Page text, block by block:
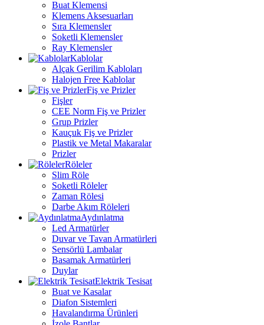
Buat Klemensi
Klemens Aksesuarları
Sıra Klemensler
Soketli Klemensler
Ray Klemensler
Kablolar
Alçak Gerilim Kabloları
Halojen Free Kablolar
Fiş ve Prizler
Fişler
CEE Norm Fiş ve Prizler
Grup Prizler
Kauçuk Fiş ve Prizler
Plastik ve Metal Makaralar
Prizler
Röleler
Slim Röle
Soketli Röleler
Zaman Rölesi
Darbe Akım Röleleri
Aydınlatma
Led Armatürler
Duvar ve Tavan Armatürleri
Sensörlü Lambalar
Basamak Armatürleri
Duylar
Elektrik Tesisat
Buat ve Kasalar
Diafon Sistemleri
Havalandırma Ürünleri